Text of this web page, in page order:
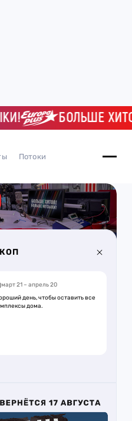
БОЛЬШЕ ХИТОВ!
Потоки
март 21 – апрель 20
день, чтобы оставить все
дома.